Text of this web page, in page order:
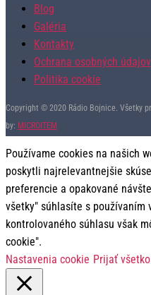
Blog
Galéria
Kontakty
Ochrana osobných údajov
Politika cookie
Copyright © 2020 Rádio Bojnice. Všetky
by: MICROITEM
Používame cookies na našich
poskytli najrelevantnejšie
preferencie a opakované
všetky" súhlasíte s používaním
kontrolovaného súhlasu však
cookie".
Nastavenia cookie Prijať všetko